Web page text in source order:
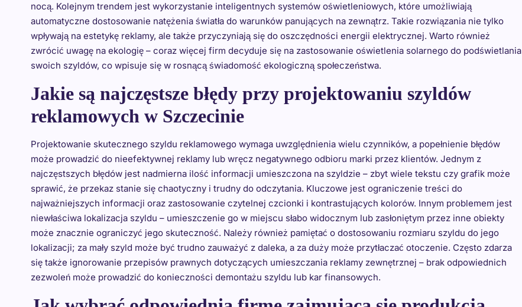
nocą. Kolejnym trendem jest wykorzystanie inteligentnych systemów oświetleniowych, które umożliwiają
automatyczne dostosowanie natężenia światła do warunków panujących na zewnątrz. Takie rozwiązania nie tylko
wpływają na estetykę reklamy, ale także przyczyniają się do oszczędności energii elektrycznej. Warto również
zwrócić uwagę na ekologię – coraz więcej firm decyduje się na zastosowanie oświetlenia solarnego do podświetlania
swoich szyldów, co wpisuje się w rosnącą świadomość ekologiczną społeczeństwa.
Jakie są najczęstsze błędy przy projektowaniu szyldów
reklamowych w Szczecinie
Projektowanie skutecznego szyldu reklamowego wymaga uwzględnienia wielu czynników, a popełnienie błędów
może prowadzić do nieefektywnej reklamy lub wręcz negatywnego odbioru marki przez klientów. Jednym z
najczęstszych błędów jest nadmierna ilość informacji umieszczona na szyldzie – zbyt wiele tekstu czy grafik może
sprawić, że przekaz stanie się chaotyczny i trudny do odczytania. Kluczowe jest ograniczenie treści do
najważniejszych informacji oraz zastosowanie czytelnej czcionki i kontrastujących kolorów. Innym problemem jest
niewłaściwa lokalizacja szyldu – umieszczenie go w miejscu słabo widocznym lub zasłoniętym przez inne obiekty
może znacznie ograniczyć jego skuteczność. Należy również pamiętać o dostosowaniu rozmiaru szyldu do jego
lokalizacji; za mały szyld może być trudno zauważyć z daleka, a za duży może przytłaczać otoczenie. Często zdarza
się także ignorowanie przepisów prawnych dotyczących umieszczania reklamy zewnętrznej – brak odpowiednich
zezwoleń może prowadzić do konieczności demontażu szyldu lub kar finansowych.